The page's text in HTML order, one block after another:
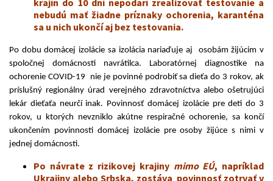
krajín do 10 dní nepodarí zrealizovať testovanie a
nebudú mať žiadne príznaky ochorenia, karanténa
sa u nich ukončí aj bez testovania.
Po dobu domácej izolácie sa izolácia nariaďuje aj osobám žijúcim v
spoločnej domácnosti navrátilca. Laboratórnej diagnostike na
ochorenie COVID-19 nie je povinné podrobiť sa dieťa do 3 rokov, ak
príslušný regionálny úrad verejného zdravotníctva alebo ošetrujúci
lekár dieťaťa neurčí inak. Povinnosť domácej izolácie pre deti do 3
rokov, u ktorých nevzniklo akútne respiračné ochorenie, sa končí
ukončením povinnosti domácej izolácie pre osoby žijúce s nimi v
jednej domácnosti.
Po návrate z rizikovej krajinymimo EÚ, napríklad
Ukrajiny alebo Srbska, zostáva povinnosť zotrvať v